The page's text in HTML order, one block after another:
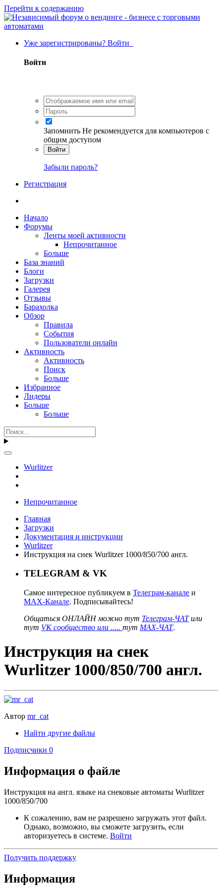
Перейти к содержанию
Уже зарегистрированы? Войти
Войти
Запомнить Не рекомендуется для компьютеров с
общим доступом
Войти
Забыли пароль?
Регистрация
Начало
Форумы
Ленты моей активности
Непрочитанное
Больше
База знаний
Блоги
Загрузки
Галерея
Отзывы
Барахолка
Обзор
Правила
События
Пользователи онлайн
Активность
Активность
Поиск
Больше
Избранное
Лидеры
Больше
Больше
Wurlitzer
Непрочитанное
Главная
Загрузки
Документация и инструкции
Wurlitzer
Инструкция на снек Wurlitzer 1000/850/700 англ.
TELEGRAM & VK
Самое интересное публикуем в Телеграм-канале и
MAX-Канале. Подписывайтесь!
Общаться ОНЛАЙН можно тут Телеграм-ЧАТили
тут VK сообщество или ..... тут MAX-ЧАТ.
Инструкция на снек
Wurlitzer 1000/850/700 англ.
Автор mr_cat
Найти другие файлы
Подписчики 0
Информация о файле
Инструкция на англ. языке на снековые автоматы Wurlitzer
1000/850/700
К сожалению, вам не разрешено загружать этот файл.
Однако, возможно, вы сможете загрузить, если
авторизуетесь в системе. Войти
Получить поддержку
Информация